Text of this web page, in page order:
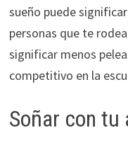
sueño puede
personas que te
significar menos
competitivo en la
Soñar con tu